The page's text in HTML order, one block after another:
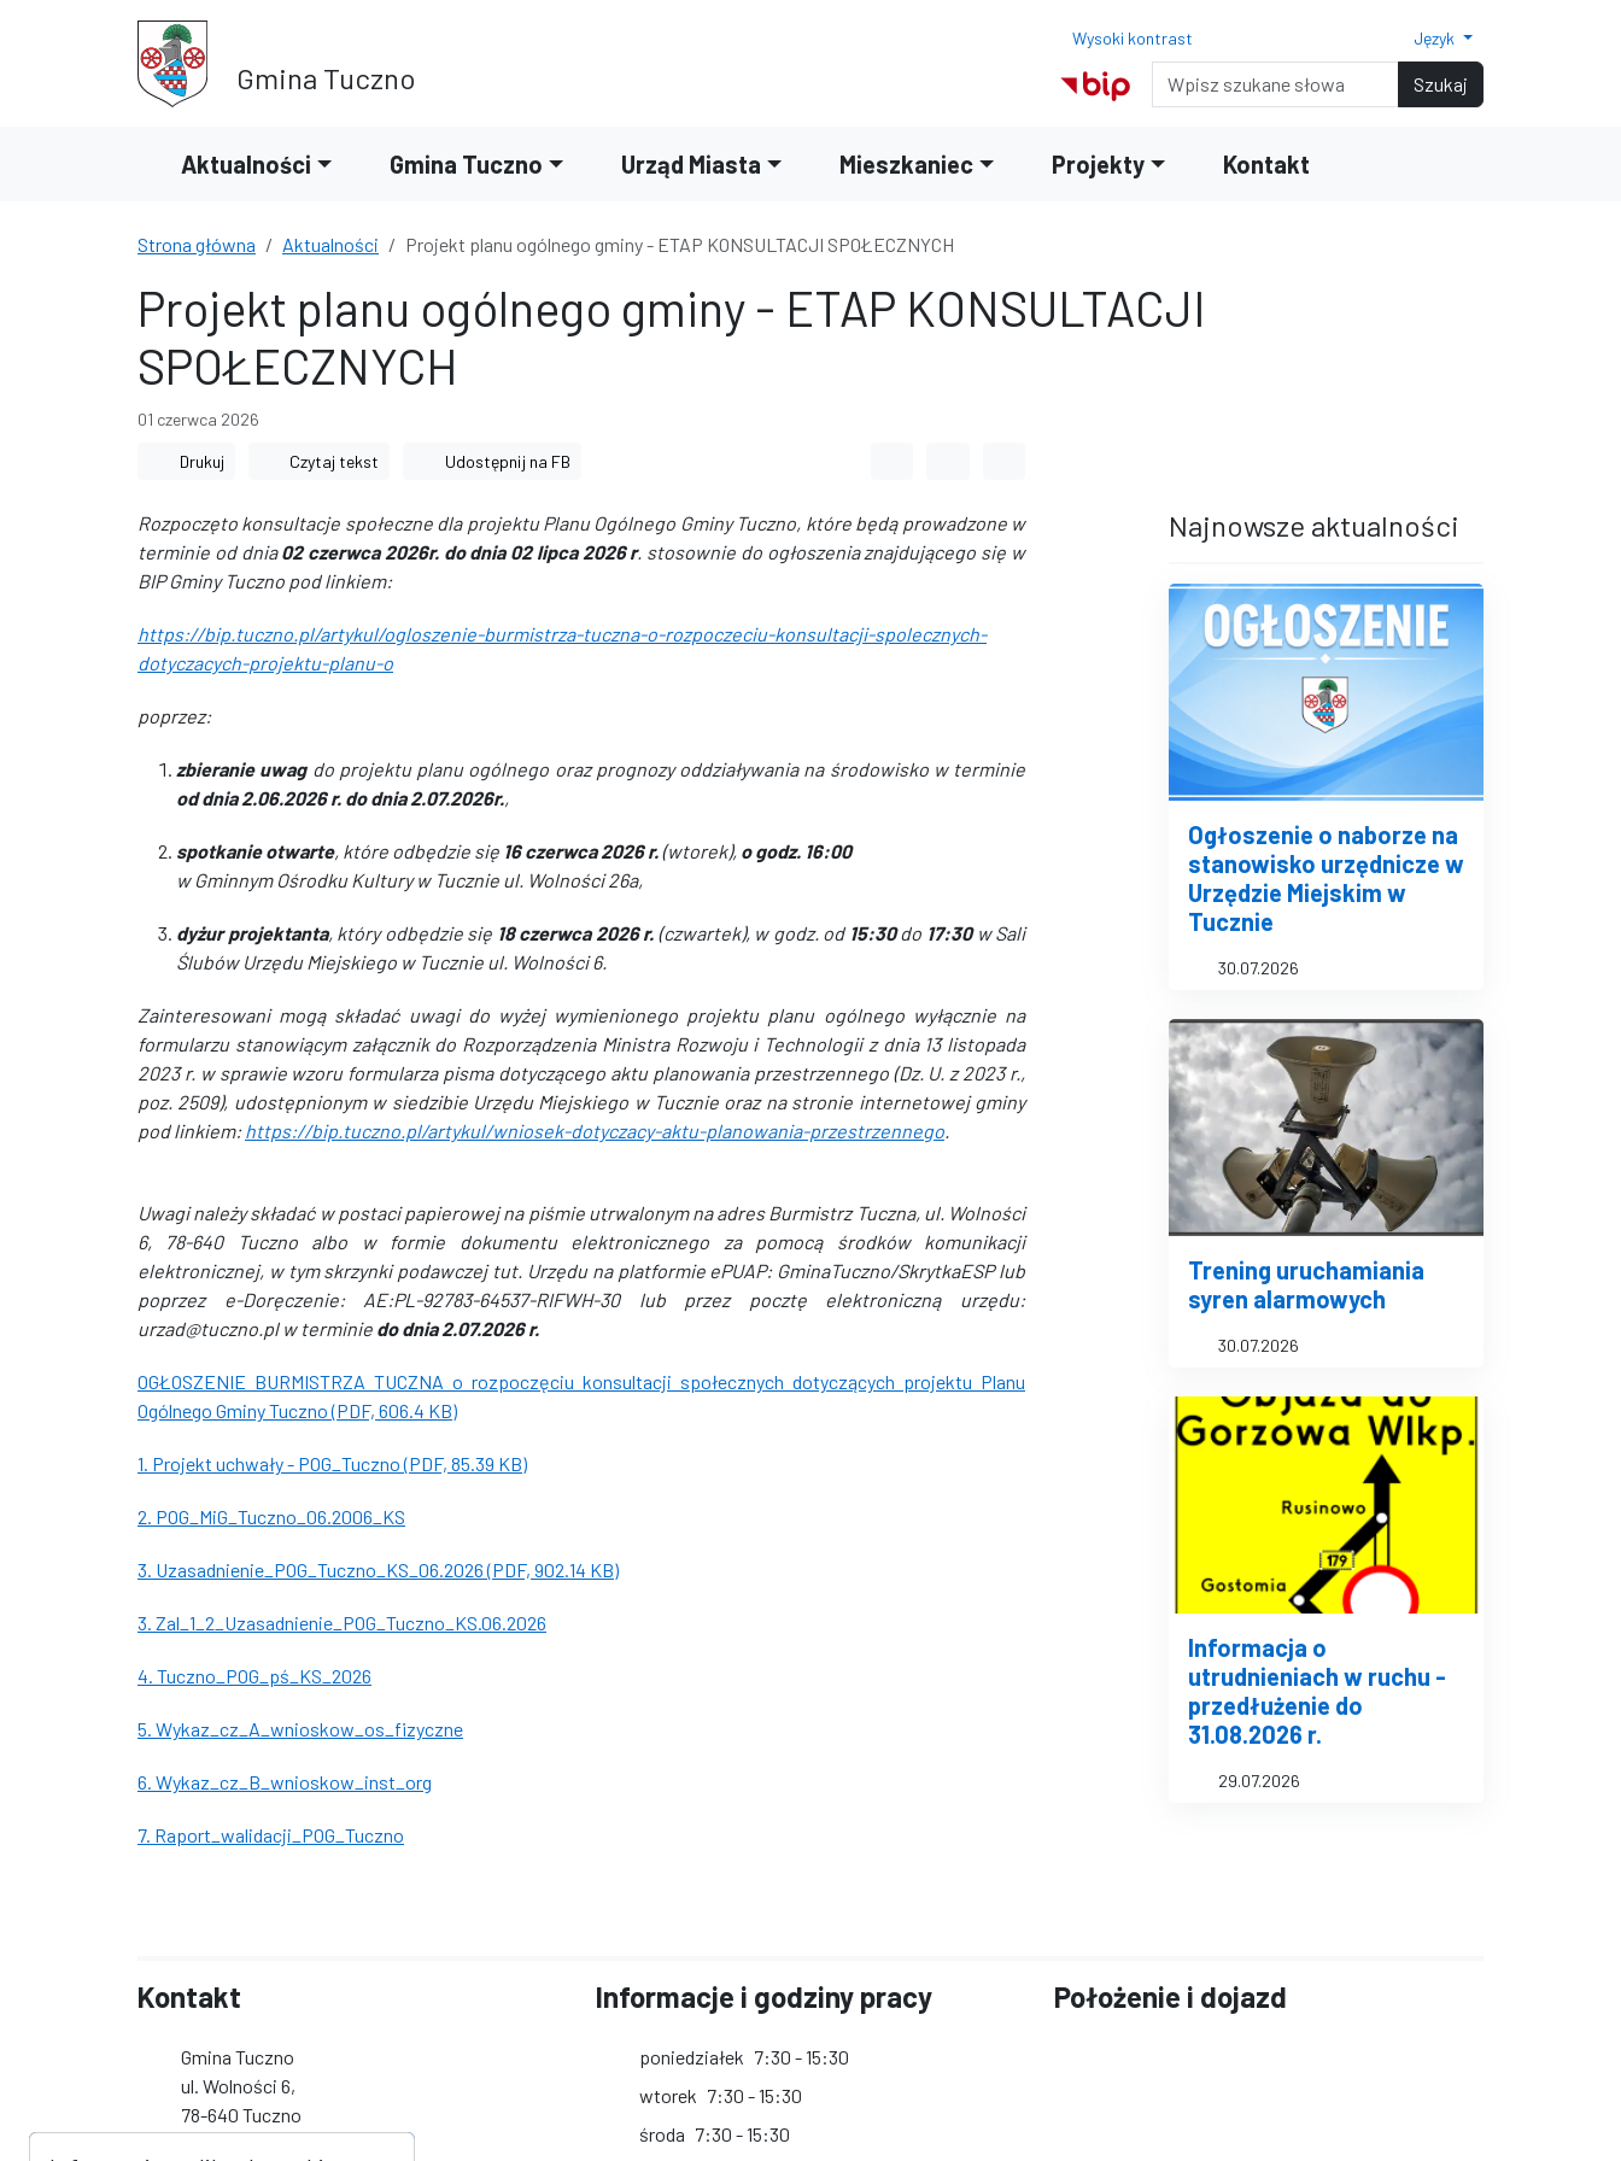
Przejdź do wyszukiwarki
Gmina Tuczno
Wysoki kontrast
Normalny rozmiar czcionki
Rozmiar czcionki 150%
Rozmiar czcionki 200%
Język
Wyszukiwarka Szukaj
Aktualności Gmina Tuczno Urząd Miasta Mieszkaniec Projekty Kontakt
Strona główna Aktualności Projekt planu ogólnego gminy - ETAP KONSULTACJI SPOŁECZNYCH
Projekt planu ogólnego gminy - ETAP KONSULTACJI
SPOŁECZNYCH
01 czerwca 2026
Drukuj Czytaj tekst Udostępnij na FB
Rozpoczęto konsultacje społeczne dla projektu Planu Ogólnego Gminy Tuczno, które będą prowadzone w
terminie od dnia02 czerwca 2026r. do dnia 02 lipca 2026 r. stosownie do ogłoszenia znajdującego się w
BIP Gminy Tuczno pod linkiem:
https://bip.tuczno.pl/artykul/ogloszenie-burmistrza-tuczna-o-rozpoczeciu-konsultacji-spolecznych-
dotyczacych-projektu-planu-o
poprzez:
zbieranie uwag do projektu planu ogólnego oraz prognozy oddziaływania na środowisko w terminie
od dnia 2.06.2026 r. do dnia 2.07.2026r.,
spotkanie otwarte, które odbędzie się 16 czerwca 2026 r.(wtorek), o godz. 16:00
w Gminnym Ośrodku Kultury w Tucznie ul. Wolności 26a,
dyżur projektanta, który odbędzie się 18 czerwca 2026 r. (czwartek), w godz. od 15:30do 17:30 w Sali
Ślubów Urzędu Miejskiego w Tucznie ul. Wolności 6.
Zainteresowani mogą składać uwagi do wyżej wymienionego projektu planu ogólnego wyłącznie na
formularzu stanowiącym załącznik do Rozporządzenia Ministra Rozwoju i Technologii z dnia 13 listopada
2023 r. w sprawie wzoru formularza pisma dotyczącego aktu planowania przestrzennego (Dz. U. z 2023 r.,
poz. 2509), udostępnionym w siedzibie Urzędu Miejskiego w Tucznie oraz na stronie internetowej gminy
pod linkiem:https://bip.tuczno.pl/artykul/wniosek-dotyczacy-aktu-planowania-przestrzennego.
Uwagi należy składać w postaci papierowej na piśmie utrwalonym na adres Burmistrz Tuczna, ul. Wolności
6, 78-640 Tuczno albo w formie dokumentu elektronicznego za pomocą środków komunikacji
elektronicznej, w tym skrzynki podawczej tut. Urzędu na platformie ePUAP: GminaTuczno/SkrytkaESP lub
poprzez e-Doręczenie: AE:PL-92783-64537-RIFWH-30 lub przez pocztę elektroniczną urzędu:
urzad@tuczno.pl w terminie do dnia 2.07.2026 r.
OGŁOSZENIE BURMISTRZA TUCZNA o rozpoczęciu konsultacji społecznych dotyczących projektu Planu
Ogólnego Gminy Tuczno (PDF, 606.4 KB)
1. Projekt uchwały - POG_Tuczno (PDF, 85.39 KB)
2. POG_MiG_Tuczno_06.2006_KS
3. Uzasadnienie_POG_Tuczno_KS_06.2026 (PDF, 902.14 KB)
3. Zal_1_2_Uzasadnienie_POG_Tuczno_KS.06.2026
4. Tuczno_POG_pś_KS_2026
5. Wykaz_cz_A_wnioskow_os_fizyczne
6. Wykaz_cz_B_wnioskow_inst_org
7. Raport_walidacji_POG_Tuczno
Najnowsze aktualności
Ogłoszenie o naborze na
stanowisko urzędnicze w
Urzędzie Miejskim w
Tucznie
30.07.2026
Trening uruchamiania
syren alarmowych
30.07.2026
Informacja o
utrudnieniach w ruchu -
przedłużenie do
31.08.2026 r.
29.07.2026
Kontakt
Gmina Tuczno
ul. Wolności 6,
78-640 Tuczno
Informacje i godziny pracy
poniedziałek 7:30 - 15:30
wtorek 7:30 - 15:30
środa 7:30 - 15:30
Położenie i dojazd